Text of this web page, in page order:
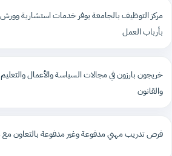
مركز التوظيف بالجامعة يوفر خدمات استشارية
بأرباب العمل
خريجون بارزون في مجالات السياسة والأعمال
والقانون
فرص تدريب مهني مدفوعة وغير مدفوعة بالتعاون